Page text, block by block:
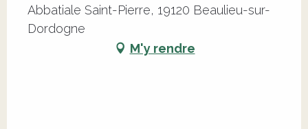
Abbatiale Saint-Pierre, 19120 Beaulieu-sur-
Dordogne
M'y rendre